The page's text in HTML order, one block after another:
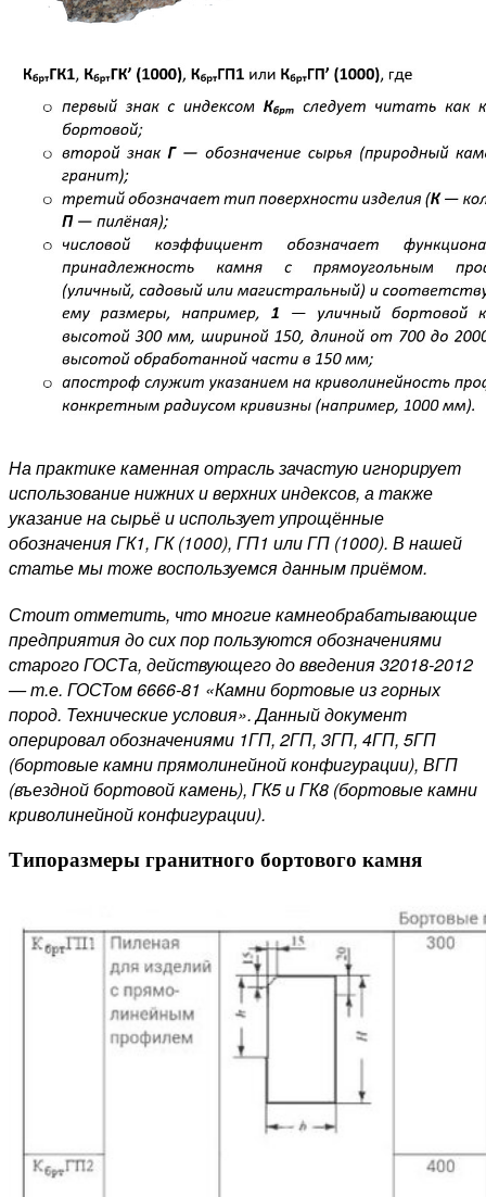
На практике каменная отрасль зачастую игнорирует
использование нижних и верхних индексов, а также
указание на сырьё и использует упрощённые
обозначения ГК1, ГК (1000), ГП1 или ГП (1000). В нашей
статье мы тоже воспользуемся данным приёмом.
Стоит отметить, что многие камнеобрабатывающие
предприятия до сих пор пользуются обозначениями
старого ГОСТа, действующего до введения 32018-2012
— т.е. ГОСТом 6666-81 «Камни бортовые из горных
пород. Технические условия». Данный документ
оперировал обозначениями 1ГП, 2ГП, 3ГП, 4ГП, 5ГП
(бортовые камни прямолинейной конфигурации), ВГП
(въездной бортовой камень), ГК5 и ГК8 (бортовые камни
криволинейной конфигурации).
Типоразмеры гранитного бортового камня